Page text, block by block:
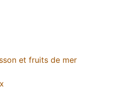
et fruits de mer